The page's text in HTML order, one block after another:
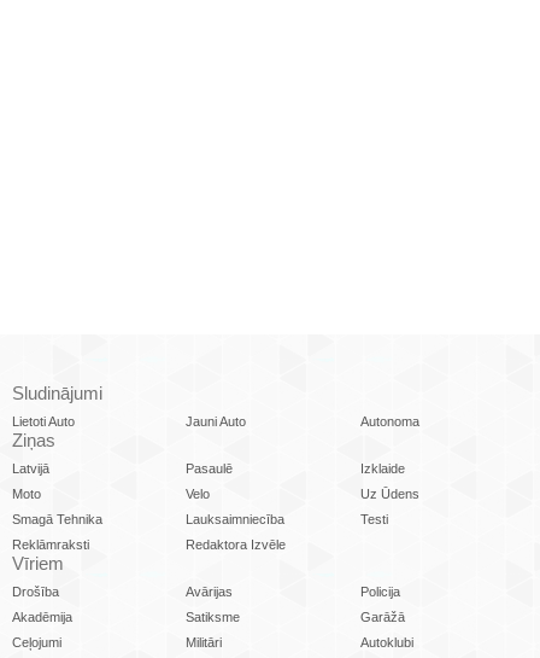
Sludinājumi
Lietoti Auto Jauni Auto Autonoma
Ziņas
Latvijā Pasaulē
Izklaide
Moto
Velo
Uz Ūdens
Smagā Tehnika
Lauksaimniecība
Testi
Reklāmraksti
Redaktora Izvēle
Vīriem
Drošība Avārijas
Policija
Akadēmija
Satiksme
Garāžā
Ceļojumi
Militāri
Autoklubi